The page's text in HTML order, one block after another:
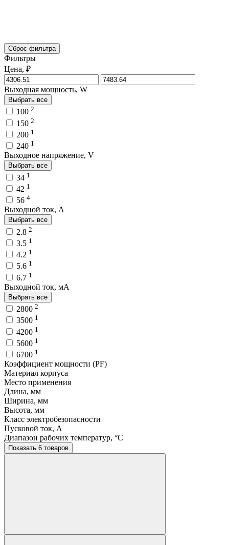
Сброс фильтра
Фильтры
Цена, ₽
Выходная мощность, W
Выбрать все
100 2
150 2
200 1
240 1
Выходное напряжение, V
Выбрать все
34 1
42 1
56 4
Выходной ток, A
Выбрать все
2.8 2
3.5 1
4.2 1
5.6 1
6.7 1
Выходной ток, мA
Выбрать все
2800 2
3500 1
4200 1
5600 1
6700 1
Коэффициент мощности (PF)
Материал корпуса
Место применения
Длина, мм
Ширина, мм
Высота, мм
Класс электробезопасности
Пусковой ток, A
Диапазон рабочих температур, °C
Показать 6 товаров